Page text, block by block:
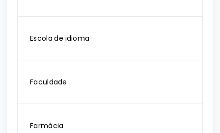
Escola de idioma
Faculdade
Farmácia